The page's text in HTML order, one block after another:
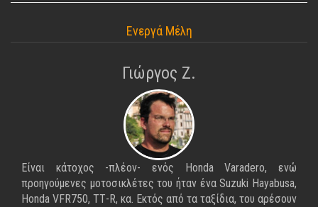
Ενεργά Μέλη
Γιώργος Ζ.
Είναι κάτοχος -πλέον- ενός Honda Varadero, ενώ
προηγούμενες μοτοσικλέτες του ήταν ένα Suzuki Hayabusa,
Honda VFR750, TΤ-R, κα. Εκτός από τα ταξίδια, του αρέσουν